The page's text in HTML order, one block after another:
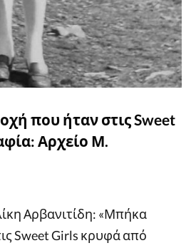
που ήταν στις Sweet
Αρχείο Μ.
Αρβανιτίδη: «Μπήκα
Sweet Girls κρυφά από